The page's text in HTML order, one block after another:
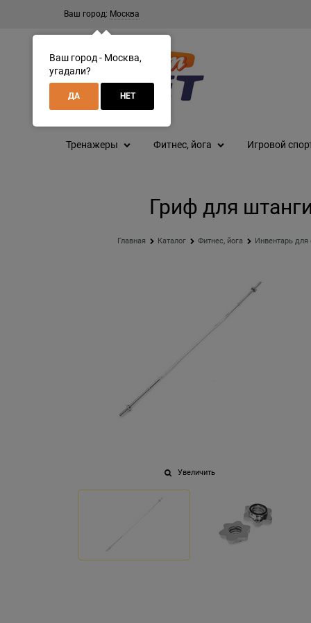
Ваш город: Москва
Тренажеры Фитнес, йога Игровой
Гриф для
Главная Каталог Фитнес, йога Инвентарь для
Увеличить
Ваш город - Москва,
угадали?
ДА НЕТ